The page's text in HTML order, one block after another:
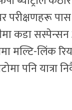
परीक्षणहरू
कडा सस्पेन्सन
मल्टि-लिंक
पनि यात्रा